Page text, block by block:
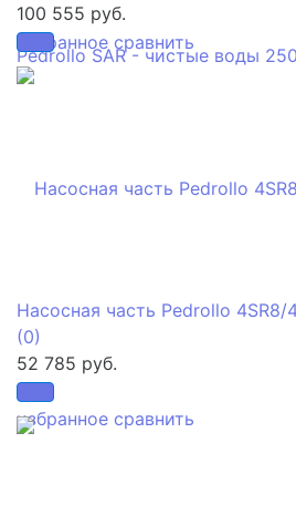
избранное сравнить
100 555 руб.
избранное сравнить
Насосная часть Pedrollo 4SR8/
(0)
52 785 руб.